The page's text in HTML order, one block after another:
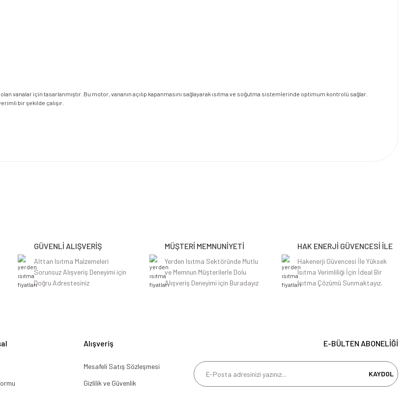
vanalar için tasarlanmıştır. Bu motor, vananın açılıp kapanmasını sağlayarak ısıtma ve soğutma sistemlerinde optimum kontrolü sağlar.
bir şekilde çalışır.
GÜVENLİ ALIŞVERİŞ
Alttan Isıtma Malzemeleri
Sorunsuz Alışveriş Deneyimi için
Doğru Adrestesiniz
MÜŞTERİ MEMNUNİYETİ
Yerden Isıtma Sektöründe Mutlu
ve Memnun Müşterilerle Dolu
Alışveriş Deneyimi için Buradayız
HAK ENERJİ GÜVENCESİ İLE
Hakenerji Güvencesi İle Yüksek
Isıtma Verimliliği İçin İdeal Bir
Isıtma Çözümü Sunmaktayız.
Alışveriş
Mesafeli Satış Sözleşmesi
Gizlilik ve Güvenlik
E-BÜLTEN ABONELİĞİ
KAYDOL